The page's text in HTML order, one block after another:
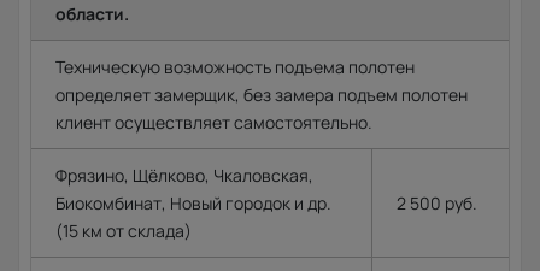
области.
Техническую возможность подъема полотен
определяет замерщик, без замера подъем полотен
клиент осуществляет самостоятельно.
Фрязино, Щёлково, Чкаловская,
Биокомбинат, Новый городок и др.
(15 км от склада)
2 500 руб.